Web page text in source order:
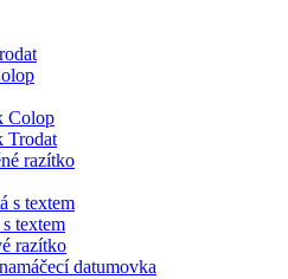
Colop
Trodat
razítko
s textem
textem
razítko
datumovka